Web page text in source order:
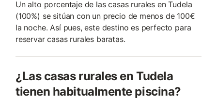
Un alto porcentaje de las casas rurales en Tudela
(100%) se sitúan con un precio de menos de 100€
la noche. Así pues, este destino es perfecto para
reservar casas rurales baratas.
¿Las casas rurales en Tudela
tienen habitualmente piscina?